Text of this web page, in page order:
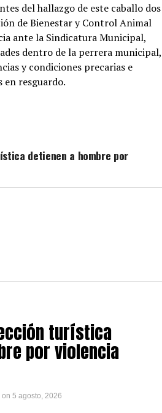
del hallazgo de este caballo dos
de Bienestar y Control Animal
ante la Sindicatura Municipal,
dentro de la perrera municipal,
y condiciones precarias e
en resguardo.
detienen a hombre por
turística
por violencia
on 5 agosto, 2026